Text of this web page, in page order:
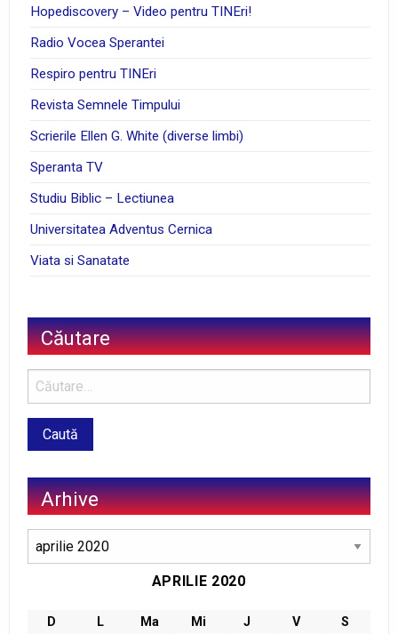
Hopediscovery – Video pentru TINEri!
Radio Vocea Sperantei
Respiro pentru TINEri
Revista Semnele Timpului
Scrierile Ellen G. White (diverse limbi)
Speranta TV
Studiu Biblic – Lectiunea
Universitatea Adventus Cernica
Viata si Sanatate
Căutare
Arhive
Arhive
APRILIE 2020
D L Ma Mi J V
S